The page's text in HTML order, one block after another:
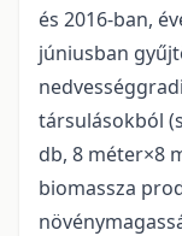
és 2016-ban,
júniusban
társulásokból
db, 8 méter×8
biomassza